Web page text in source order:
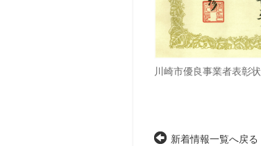
川崎市優良事業者表彰状
新着情報一覧へ戻る